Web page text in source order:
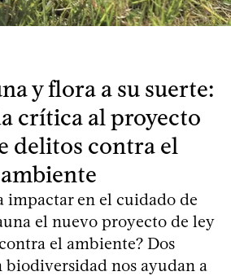
y flora a su suerte:
crítica al proyecto
delitos contra el
ambiente
impactar en el cuidado de
el nuevo proyecto de ley
el ambiente? Dos
biodiversidad nos ayudan a